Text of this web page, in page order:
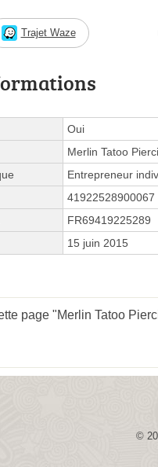
Trajet Waze
Oui
Merlin Tatoo
Entrepreneur
41922528900067
FR69419225289
15 juin 2015
page "Merlin Tatoo
©